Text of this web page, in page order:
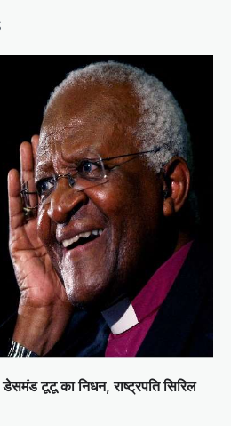
डेसमंड टूटू का निधन, राष्ट्रपति सिरिल